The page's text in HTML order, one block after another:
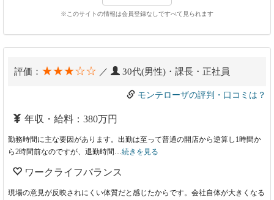
※このサイトの情報は会員登録なしですべて見られます
評価： ★★★☆☆ ／ 30代(男性)・課長・正社員
モンテローザの評判・口コミは？
年収・給料：380万円
勤務時間に主な要因があります。出勤は至って普通の開店から逆算し1時間か
ら2時間前なのですが、退勤時間…続きを見る
ワークライフバランス
現場の意見が反映されにくい体質だと感じたからです。会社自体が大きくなる